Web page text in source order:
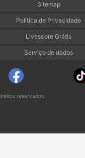
Sitemap
Política de Privacidade
Livescore Grátis
Serviço de dados
reservados.